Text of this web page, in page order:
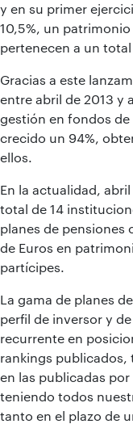
y en su primer
10,5%, un patrimonio
pertenecen a un
Gracias a este
entre abril de 2013 y
gestión en fondos
crecido un 94%,
ellos.
En la actualidad,
total de 14
planes de pensiones
de Euros en
partícipes.
La gama de planes
perfil de inversor y
recurrente en
rankings publicados,
en las publicadas
teniendo todos
tanto en el plazo de